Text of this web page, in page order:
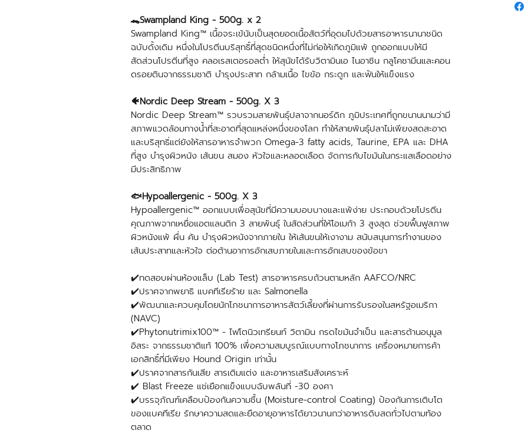
🐊Swampland King - 500g. x 2
Swampland King™ เนื้อจระเข้นับเป็นสุดยอดเนื้อสัตว์ที่อุดมไปด้วยสารอาหารนานาชนิด
ฉบับดั้งเดิม หนึ่งในโปรตีนบริสุทธิ์ที่สุดชนิดหนึ่งที่ไม่ก่อให้เกิดภูมิแพ้ ถูกออกแบบให้มี
สัดส่วนโปรตีนที่สูง คลอเรสเตอรอลต่ำ ให้สุนัขได้รับวิตามินเอ ไนอาซิน กลูโคซามีนและคอน
ดรอยตินจากธรรมชาติ บำรุงประสาท กล้ามเนื้อ ไขข้อ กระดูก และฟันให้แข็งแรง
🐠Nordic Deep Stream - 500g. X 3
Nordic Deep Stream™ รวบรวมสายพันธุ์ปลาจากนอร์ดิก ภูมิประเทศที่ถูกขนานนามว่ามี
สภาพแวดล้อมทางน้ำที่สะอาดที่สุดแหล่งหนึ่งของโลก ทำให้สายพันธุ์ปลาไม่เพียงสดสะอาด
และบริสุทธิ่แต่ยังให้สารอาหารจำพวก Omega-3 fatty acids, Taurine, EPA และ DHA
ที่สูง บำรุงผิวหนัง เส้นขน สมอง หัวใจและหลอดเลือด จัดการกับไขมันในกระแสเลือดอย่าง
มีประสิทธิภาพ
🐟Hypoallergenic - 500g. X 3
Hypoallergenic™ ออกแบบเพื่อสุนัขที่มีความบอบบางและแพ้ง่าย ประกอบด้วยโปรตีน
คุณภาพจากเหยื่อแอตแลนติก 3 สายพันธุ์ ในสัดส่วนที่ให้โอเมก้า 3 สูงสุด ช่วยฟื้นฟูสภาพ
ผิวหนังแพ้ ผื่น คัน บำรุงผิวหนังจากภายใน ให้เส้นขนให้เงางาม สนับสนุนการทำงานของ
เส้นประสาทและหัวใจ ต่อต้านอาการอักเสบภายในและการอักเสบของข้อขา
✔️ทดสอบผ่านห้องแล็บ (Lab Test) สารอาหารครบถ้วนตามหลัก AAFCO/NRC
✔️ปราศจากพยาธิ แบคทีเรียร้าย และ Salmonella
✔️พัฒนาและควบคุมโดยนักโภชนาการอาหารสัตว์เลี้ยงที่ผ่านการรับรองในสหรัฐอเมริกา
(NAVC)
✔️Phytonutrimix100™ - ไฟโตนิวเทรียนท์ วิตามิน กรดไขมันจำเป็น และสารต้านอนุมูล
อิสระ จากธรรมชาติแท้ 100% เพื่อความสมบูรณ์แบบทางโภชนาการ เครื่องหมายการค้า
เอกสิทธิ์ที่มีเพียง Hound Origin เท่านั้น
✔️ปราศจากสารกันเสีย สารเติมแต่ง และอาหารเสริมสังเคราะห์
✔️ Blast Freeze แช่เยือกแข็งแบบฉับพลันที่ -30 องศา
✔️บรรจุภัณฑ์เคลือบป้องกันความชื้น (Moisture-control Coating) ป้องกันการเติบโต
ของแบคทีเรีย รักษาความสดและยืดอายุอาหารได้ยาวนานกว่าอาหารดิบสดทั่วไปตามท้อง
ตลาด